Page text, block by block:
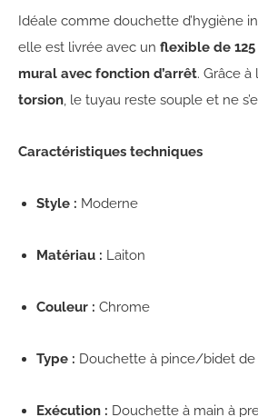
Idéale comme douchette d’hygiène
elle est livrée avec un flexible de
mural avec fonction d’arrêt. Grâce
torsion, le tuyau reste souple et ne
Caractéristiques techniques
Style : Moderne
Matériau : Laiton
Couleur : Chrome
Type : Douchette à pince/bidet
Exécution : Douchette à main à